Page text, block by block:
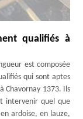
qualifiés à
est composée
qui sont aptes
Chavornay 1373. Ils
intervenir quel que
ardoise, en lauze,